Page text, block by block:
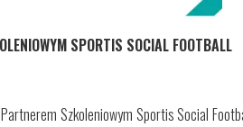
SPORTIS SOCIAL FOOTBALL
Szkoleniowym Sportis Social